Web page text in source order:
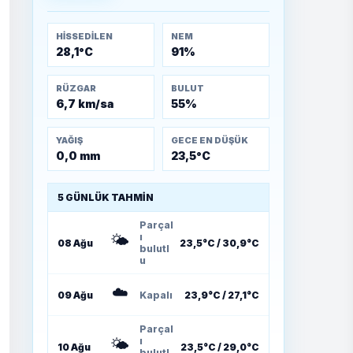
HISSEDILEN
28,1°C
NEM
91%
RÜZGAR
6,7 km/sa
BULUT
55%
YAĞIŞ
0,0 mm
GECE EN DÜŞÜK
23,5°C
5 GÜNLÜK TAHMIN
08 Ağu 🌤️
Parçal
ı
bulutl
u
23,5°C / 30,9°C
09 Ağu ☁️ Kapalı 23,9°C / 27,1°C
10 Ağu 🌤️
Parçal
ı
23,5°C / 29,0°C